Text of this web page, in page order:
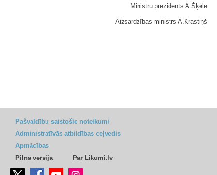
Ministru prezidents A.Šķēle
Aizsardzības ministrs A.Krastiņš
Pašvaldību saistošie noteikumi
Administratīvās atbildības ceļvedis
Apmācības
Pilnā versija
Par Likumi.lv